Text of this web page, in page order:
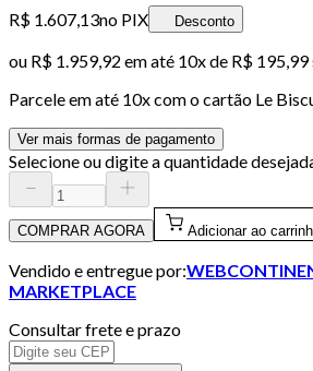
R$ 1.607,13no PIX Desconto
ou R$ 1.959,92 em até 10x de R$ 195,99
Parcele em até 10x com o cartão Le
Ver mais formas de pagamento
Selecione ou digite a quantidade
COMPRAR AGORA Adicionar ao
Vendido e entregue por:
MARKETPLACE
Consultar frete e prazo